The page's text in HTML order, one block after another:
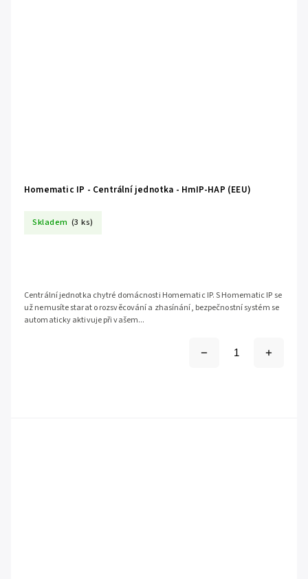
Homematic IP - Centrální jednotka - HmIP-HAP (EEU)
Skladem (3 ks)
Centrální jednotka chytré domácnosti Homematic IP. S Homematic IP se
už nemusíte starat o rozsvěcování a zhasínání, bezpečnostní systém se
automaticky aktivuje při vašem...